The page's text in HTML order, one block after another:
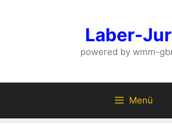
Laber-
powered by wmm-
Menü